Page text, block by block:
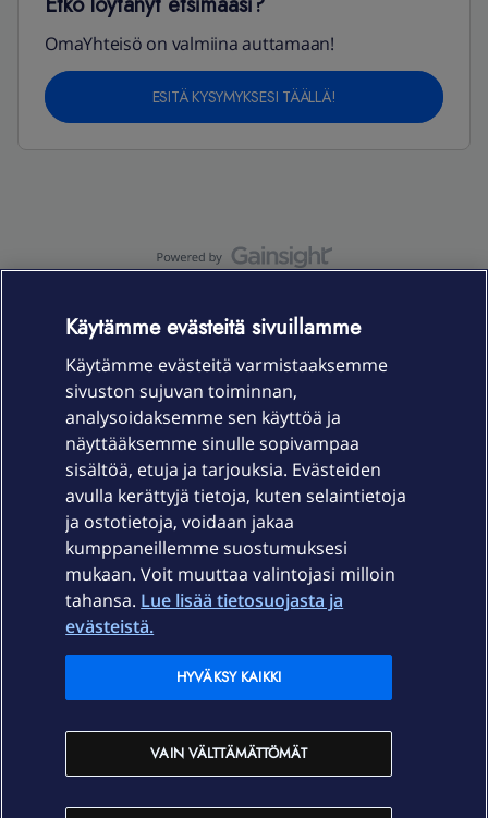
OmaYhteisö on valmiina auttamaan!
ESITÄ KYSYMYKSESI TÄÄLLÄ!
Laitteet & liittymät
Palvelut
Ajankohtaista
Elisa Oyj
In English
Käytämme evästeitä sivuillamme
Käytämme evästeitä varmistaaksemme
sivuston sujuvan toiminnan,
analysoidaksemme sen käyttöä ja
näyttääksemme sinulle sopivampaa
sisältöä, etuja ja tarjouksia. Evästeiden
avulla kerättyjä tietoja, kuten selaintietoja
ja ostotietoja, voidaan jakaa
kumppaneillemme suostumuksesi
mukaan. Voit muuttaa valintojasi milloin
tahansa. Lue lisää tietosuojasta ja
evästeistä.
VAIN VÄLTTÄMÄTTÖMÄT
HYVÄKSY KAIKKI